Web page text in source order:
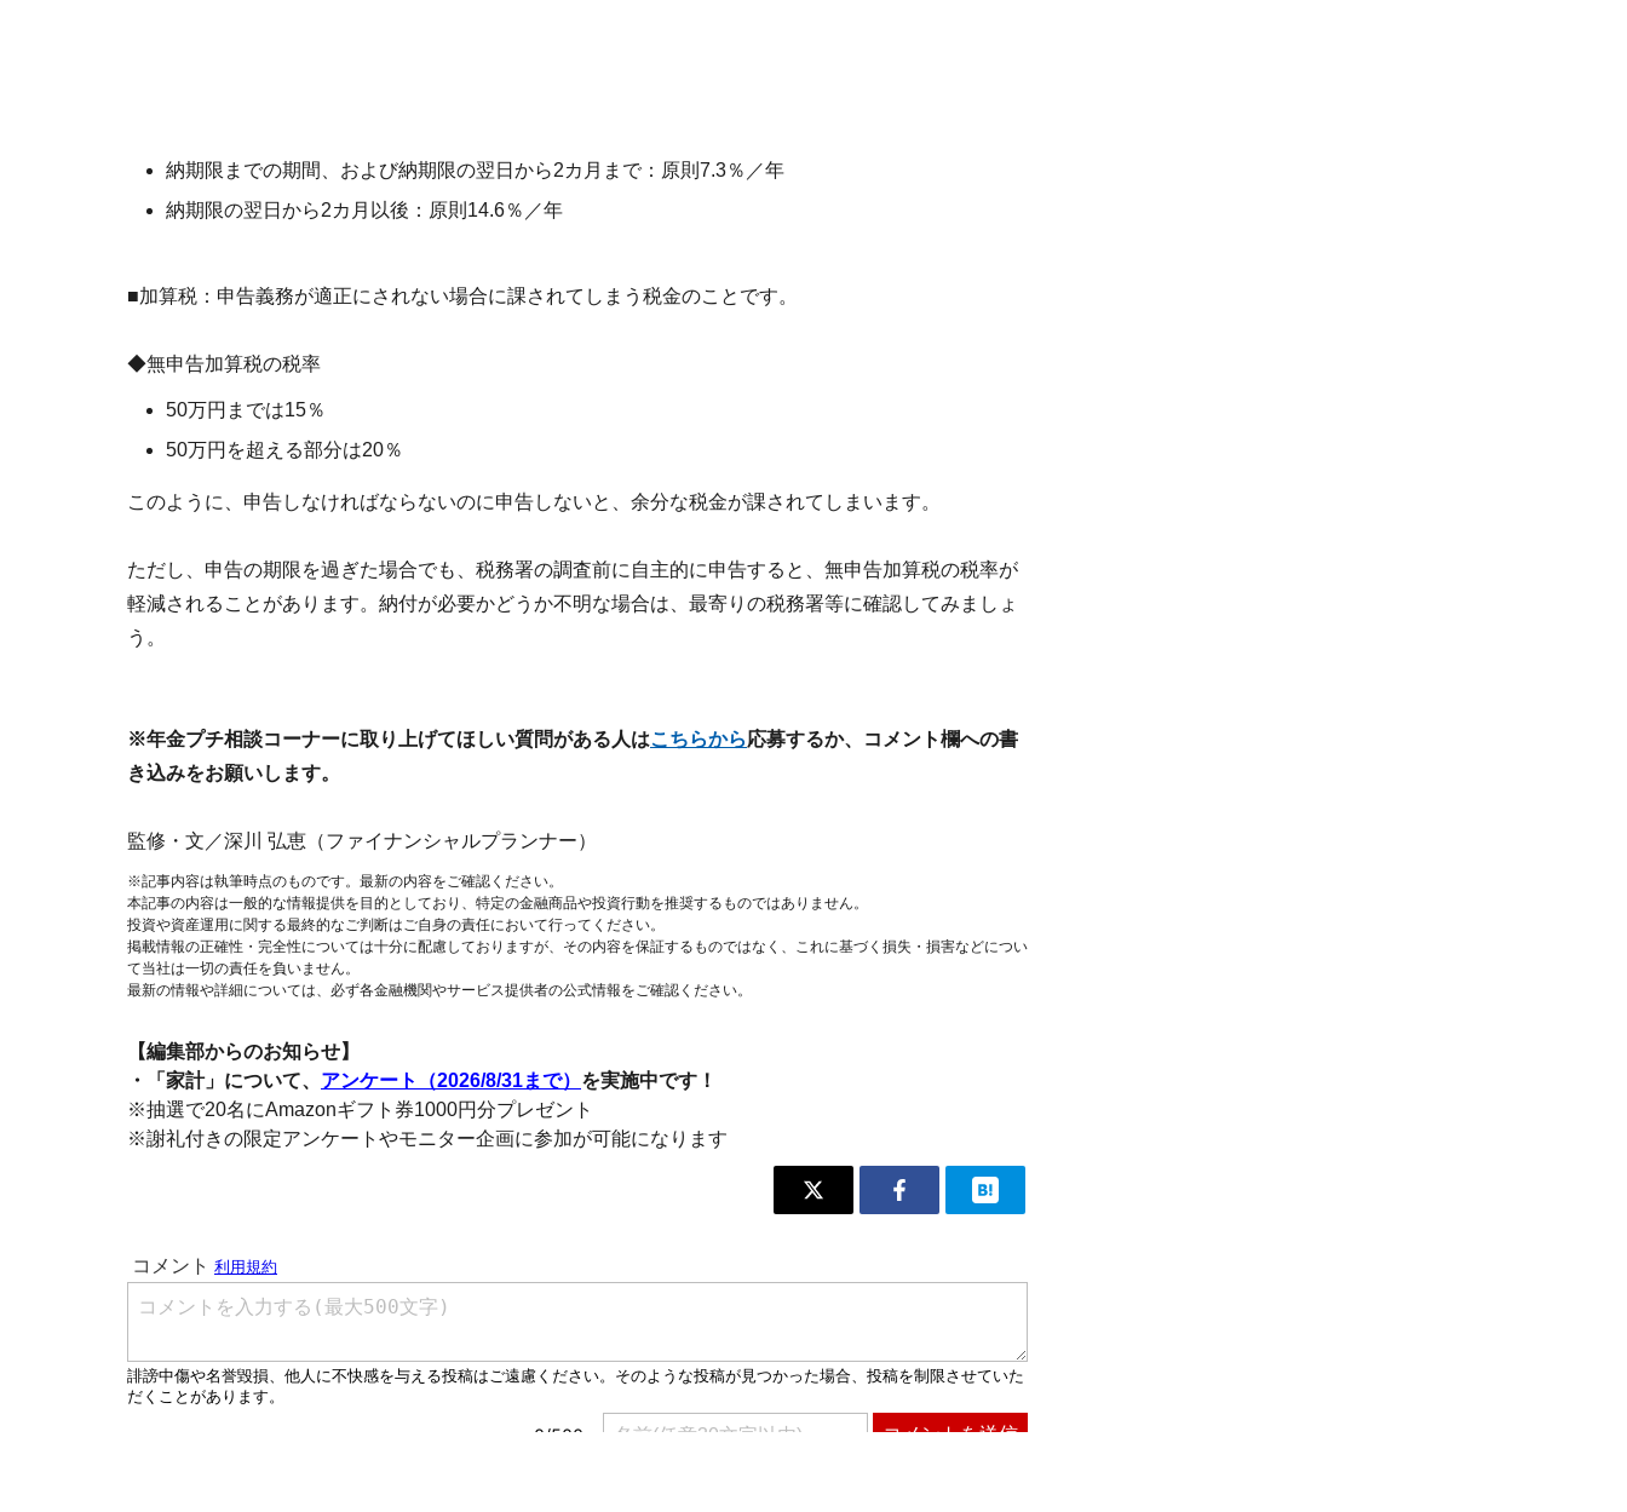
納期限までの期間、および納期限の翌日から2カ月まで：原則7.3％／年
納期限の翌日から2カ月以後：原則14.6％／年
■加算税：申告義務が適正にされない場合に課されてしまう税金のことです。
◆無申告加算税の税率
50万円までは15％
50万円を超える部分は20％
このように、申告しなければならないのに申告しないと、余分な税金が課されてしまいます。
ただし、申告の期限を過ぎた場合でも、税務署の調査前に自主的に申告すると、無申告加算税の税率が
軽減されることがあります。納付が必要かどうか不明な場合は、最寄りの税務署等に確認してみましょ
う。
※年金プチ相談コーナーに取り上げてほしい質問がある人はこちらから応募するか、コメント欄への書
き込みをお願いします。
監修・文／深川 弘恵（ファイナンシャルプランナー）
※記事内容は執筆時点のものです。最新の内容をご確認ください。
本記事の内容は一般的な情報提供を目的としており、特定の金融商品や投資行動を推奨するものではありません。
投資や資産運用に関する最終的なご判断はご自身の責任において行ってください。
掲載情報の正確性・完全性については十分に配慮しておりますが、その内容を保証するものではなく、これに基づく損失・損害などについ
て当社は一切の責任を負いません。
最新の情報や詳細については、必ず各金融機関やサービス提供者の公式情報をご確認ください。
【編集部からのお知らせ】
・「家計」について、 アンケート（2026/8/31まで） を実施中です！
※抽選で20名にAmazonギフト券1000円分プレゼント
※謝礼付きの限定アンケートやモニター企画に参加が可能になります